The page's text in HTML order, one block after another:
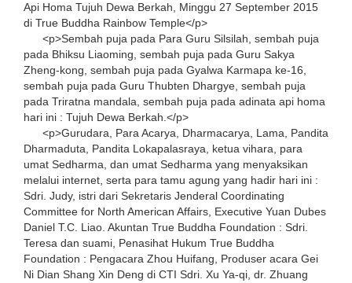
Api Homa Tujuh Dewa Berkah, Minggu 27 September 2015
di True Buddha Rainbow Temple</p>
<p>Sembah puja pada Para Guru Silsilah, sembah puja
pada Bhiksu Liaoming, sembah puja pada Guru Sakya
Zheng-kong, sembah puja pada Gyalwa Karmapa ke-16,
sembah puja pada Guru Thubten Dhargye, sembah puja
pada Triratna mandala, sembah puja pada adinata api homa
hari ini : Tujuh Dewa Berkah.</p>
<p>Gurudara, Para Acarya, Dharmacarya, Lama, Pandita
Dharmaduta, Pandita Lokapalasraya, ketua vihara, para
umat Sedharma, dan umat Sedharma yang menyaksikan
melalui internet, serta para tamu agung yang hadir hari ini :
Sdri. Judy, istri dari Sekretaris Jenderal Coordinating
Committee for North American Affairs, Executive Yuan Dubes
Daniel T.C. Liao. Akuntan True Buddha Foundation : Sdri.
Teresa dan suami, Penasihat Hukum True Buddha
Foundation : Pengacara Zhou Huifang, Produser acara Gei
Ni Dian Shang Xin Deng di CTI Sdri. Xu Ya-qi, dr. Zhuang